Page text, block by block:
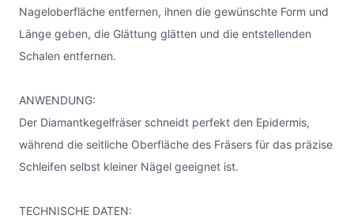
Nageloberfläche entfernen, ihnen die gewünschte Form und
Länge geben, die Glättung glätten und die entstellenden
Schalen entfernen.
ANWENDUNG:
Der Diamantkegelfräser schneidt perfekt den Epidermis,
während die seitliche Oberfläche des Fräsers für das präzise
Schleifen selbst kleiner Nägel geeignet ist.
TECHNISCHE DATEN: